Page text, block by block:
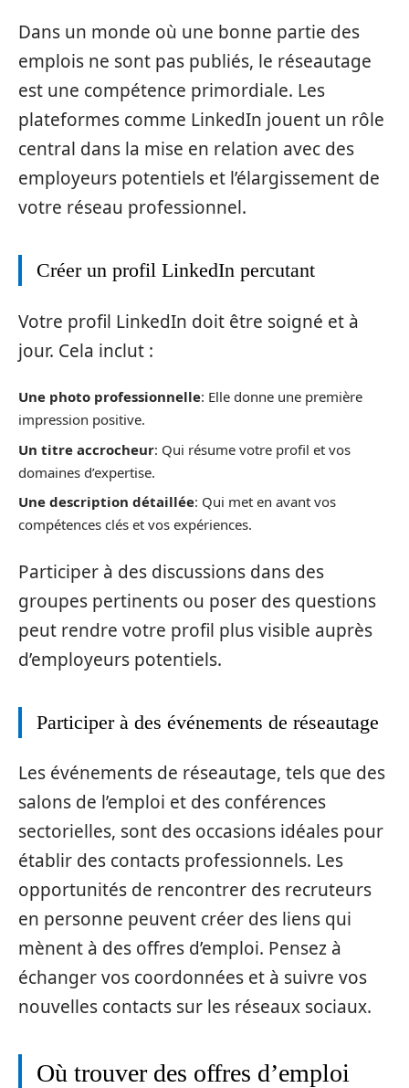
Dans un monde où une bonne partie des
emplois ne sont pas publiés, le réseautage
est une compétence primordiale. Les
plateformes comme LinkedIn jouent un rôle
central dans la mise en relation avec des
employeurs potentiels et l’élargissement de
votre réseau professionnel.
Créer un profil LinkedIn percutant
Votre profil LinkedIn doit être soigné et à
jour. Cela inclut :
Une photo professionnelle: Elle donne une première
impression positive.
Un titre accrocheur: Qui résume votre profil et vos
domaines d’expertise.
Une description détaillée: Qui met en avant vos
compétences clés et vos expériences.
Participer à des discussions dans des
groupes pertinents ou poser des questions
peut rendre votre profil plus visible auprès
d’employeurs potentiels.
Participer à des événements de réseautage
Les événements de réseautage, tels que des
salons de l’emploi et des conférences
sectorielles, sont des occasions idéales pour
établir des contacts professionnels. Les
opportunités de rencontrer des recruteurs
en personne peuvent créer des liens qui
mènent à des offres d’emploi. Pensez à
échanger vos coordonnées et à suivre vos
nouvelles contacts sur les réseaux sociaux.
Où trouver des offres d’emploi